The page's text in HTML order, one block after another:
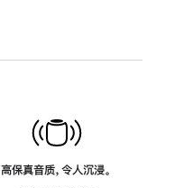
高保真音质，令人沉浸。